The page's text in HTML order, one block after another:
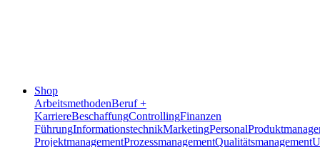
Shop
ArbeitsmethodenBeruf +
KarriereBeschaffungControllingFinanzen
FührungInformationstechnikMarketingPersonal
ProjektmanagementProzessmanagementQualitätsmanagement